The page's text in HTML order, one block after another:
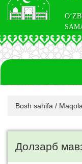
Bosh sahifa /
Долзарб